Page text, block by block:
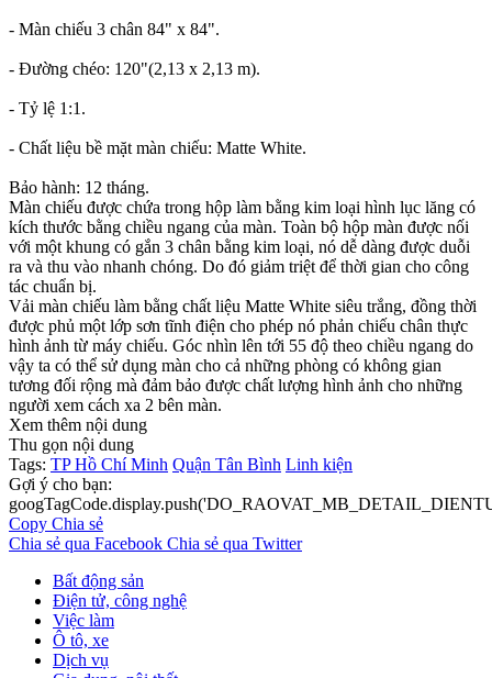
- Màn chiếu 3 chân 84" x 84".
- Đường chéo: 120"(2,13 x 2,13 m).
- Tỷ lệ 1:1.
- Chất liệu bề mặt màn chiếu: Matte White.
Bảo hành: 12 tháng.
Màn chiếu được chứa trong hộp làm bằng kim loại hình lục lăng có
kích thước bằng chiều ngang của màn. Toàn bộ hộp màn được nối
với một khung có gắn 3 chân bằng kim loại, nó dễ dàng được duỗi
ra và thu vào nhanh chóng. Do đó giảm triệt để thời gian cho công
tác chuẩn bị.
Vải màn chiếu làm bằng chất liệu Matte White siêu trắng, đồng thời
được phủ một lớp sơn tĩnh điện cho phép nó phản chiếu chân thực
hình ảnh từ máy chiếu. Góc nhìn lên tới 55 độ theo chiều ngang do
vậy ta có thể sử dụng màn cho cả những phòng có không gian
tương đối rộng mà đảm bảo được chất lượng hình ảnh cho những
người xem cách xa 2 bên màn.
Xem thêm nội dung
Thu gọn nội dung
Tags: TP Hồ Chí Minh Quận Tân Bình Linh kiện
Gợi ý cho bạn:
Copy Chia sẻ
Chia sẻ qua Facebook Chia sẻ qua Twitter
Bất động sản
Điện tử, công nghệ
Việc làm
Ô tô, xe
Dịch vụ